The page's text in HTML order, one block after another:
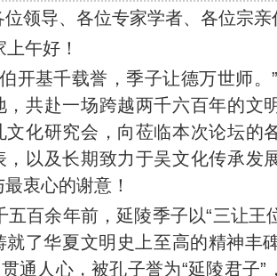
领导、各位专家学者、各位宗亲
午好！
基千载誉，季子让德万世师。”
，共赴一场跨越两千六百年的文
文化研究会，向莅临本次论坛的
，以及长期致力于吴文化传承发
衷心的谢意！
五百余年前，延陵季子以“三让王
就了华夏文明史上至高的精神丰
贯通人心，被孔子誉为“延陵君子